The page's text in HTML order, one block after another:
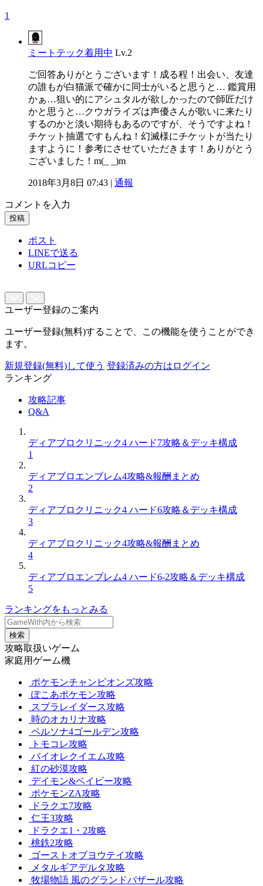
1
ミートテック着用中 Lv.2
ご回答ありがとうございます！成る程！出会い、友達
の誰もが白猫派で確かに同士がいると思うと… 鑑賞用
かぁ…狙い的にアシュタルが欲しかったので師匠だけ
かと思うと…クウガライズは声優さんが歌いに来たり
するのかと淡い期待もあるのですが、そうですよね！
チケット抽選ですもんね！幻滅様にチケットが当たり
ますように！参考にさせていただきます！ありがとう
ございました！m(_ _)m
2018年3月8日 07:43 | 通報
コメントを入力
投稿
ポスト
LINEで送る
URLコピー
ユーザー登録のご案内
ユーザー登録(無料)することで、この機能を使うことができ
ます。
新規登録(無料)して使う 登録済みの方はログイン
ランキング
攻略記事
Q&A
ディアブロクリニック4 ハード7攻略＆デッキ構成
1
ディアブロエンブレム4攻略&報酬まとめ
2
ディアブロクリニック4 ハード6攻略＆デッキ構成
3
ディアブロクリニック4攻略&報酬まとめ
4
ディアブロエンブレム4 ハード6-2攻略＆デッキ構成
5
ランキングをもっとみる
検索
攻略取扱いゲーム
家庭用ゲーム機
ポケモンチャンピオンズ攻略
ぽこあポケモン攻略
スプラレイダース攻略
時のオカリナ攻略
ペルソナ4ゴールデン攻略
トモコレ攻略
バイオレクイエム攻略
紅の砂漠攻略
デイモン&ベイビー攻略
ポケモンZA攻略
ドラクエ7攻略
仁王3攻略
ドラクエ1・2攻略
桃鉄2攻略
ゴーストオブヨウテイ攻略
メタルギアデルタ攻略
牧場物語 風のグランドバザール攻略